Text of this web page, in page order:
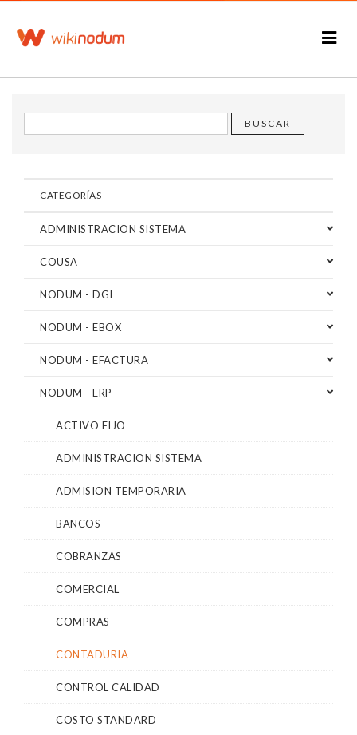
CATEGORÍAS
ADMINISTRACION SISTEMA
COUSA
NODUM - DGI
NODUM - EBOX
NODUM - EFACTURA
NODUM - ERP
ACTIVO FIJO
ADMINISTRACION SISTEMA
ADMISION TEMPORARIA
BANCOS
COBRANZAS
COMERCIAL
COMPRAS
CONTADURIA
CONTROL CALIDAD
COSTO STANDARD